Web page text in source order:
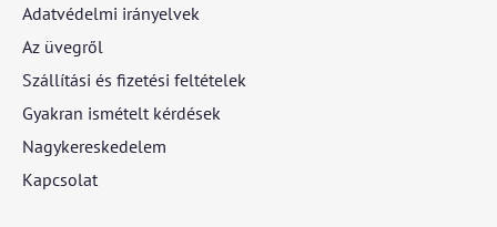
Adatvédelmi irányelvek
Az üvegről
Szállítási és fizetési feltételek
Gyakran ismételt kérdések
Nagykereskedelem
Kapcsolat